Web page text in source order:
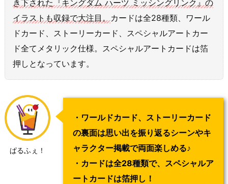
き下された『キングダム ハーツ ミッシングリンク』の
イラストも収録で大注目。カードは全28種類、ワール
ドカード、ストーリーカード、スペシャルアートカー
ド全てメタリック仕様。スペシャルアートカードは箔
押しとなっています。
ぱるふぇ！
・ワールドカード、ストーリーカード
の裏面は思い出を振り返るシーンやキ
ャラクター掲載で両面楽しめる♪
・カードは全28種類で、スペシャルア
ートカードは箔押し！